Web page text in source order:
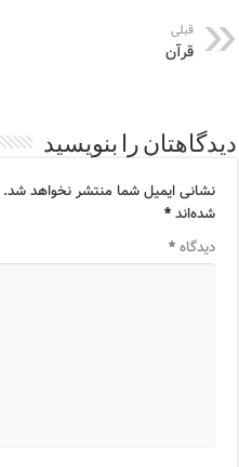
قبلی
قرآن
دیدگاهتان را بنویسید
نشانی ایمیل شما منتشر نخواهد شد.
شده‌اند*
دیدگاه*